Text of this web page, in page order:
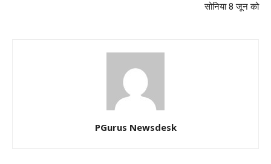
सोनिया 8 जून को
PGurus Newsdesk